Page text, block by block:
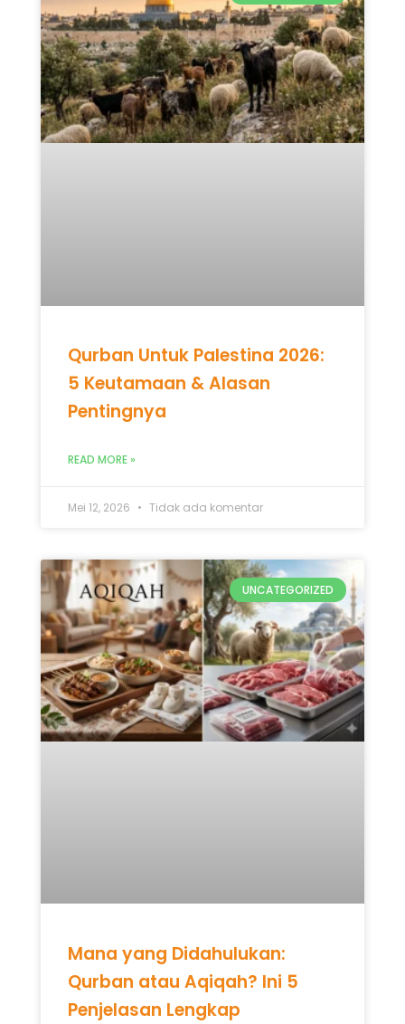
Qurban Untuk Palestina 2026:
5 Keutamaan & Alasan
Pentingnya
READ MORE »
Mei 12, 2026 Tidak ada komentar
UNCATEGORIZED
Mana yang Didahulukan:
Qurban atau Aqiqah? Ini 5
Penjelasan Lengkap